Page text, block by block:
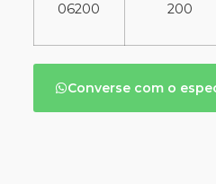
06200
200
Converse com o